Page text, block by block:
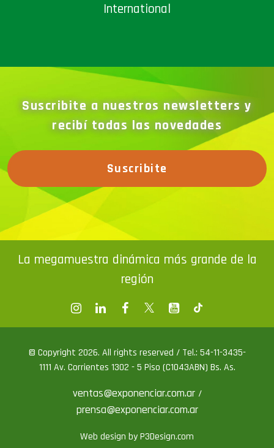
Suscribite a nuestros newsletters y
recibí todas las novedades
Suscribite
La megamuestra dinámica más grande de la
región
1111 Av. Corrientes 1302 - 5 Piso (C1043ABN) Bs. As.
ventas@exponenciar.com.ar/
prensa@exponenciar.com.ar
Web design by P3Design.com